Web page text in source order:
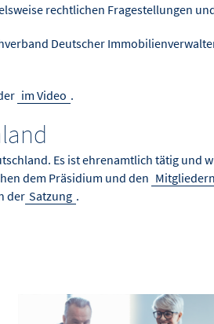
rechtlichen Fragestellungen
Deutscher
im Video .
Es ist ehrenamtlich tätig
dem Präsidium und den
der Satzung .